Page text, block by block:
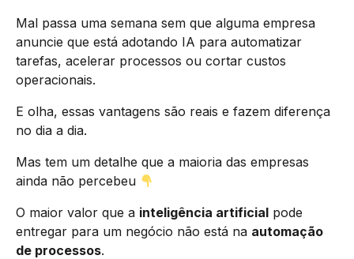
Mal passa uma semana sem que alguma empresa
anuncie que está adotando IA para automatizar
tarefas, acelerar processos ou cortar custos
operacionais.
E olha, essas vantagens são reais e fazem diferença
no dia a dia.
Mas tem um detalhe que a maioria das empresas
ainda não percebeu
O maior valor que a inteligência artificial pode
entregar para um negócio não está na automação
de processos.